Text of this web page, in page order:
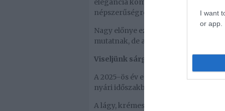
I want
or app.
elegancia kombinálása, amit jól
népszerűségre tesznek majd szert a
Nagy előnye ezeknek a
mutatnak, de akár szoknyákkal, sőt
Viseljünk sárgát!
A 2025-ös év egyik meghatározó
nyári időszakban tökéletes
A lágy, krémes vanília sárgától a